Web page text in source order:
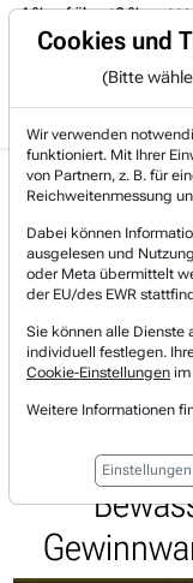
% auf über +3 %.
Gratis Account Login
Jetzt
Bereits bei
Home Lists &
Lindsay (LNN) im
Lindsay
Cookies und
(Bitte
Wir verwenden
funktioniert. Mit Ihrer
von Partnern, z. B. für
Reichweitenmessung
Dabei können
ausgelesen und
oder Meta übermittelt
der EU/des EWR
Sie können alle Dienste
individuell festlegen.
Cookie-Einstellungen
Weitere Informationen
Einstellungen